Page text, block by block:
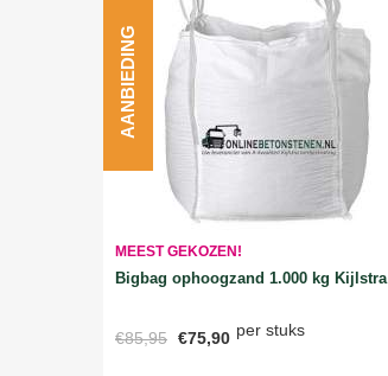
MEEST GEKOZEN!
Bigbag ophoogzand 1.000 kg Kijlstra
€85,95 €75,90 per stuks
AANBIEDING